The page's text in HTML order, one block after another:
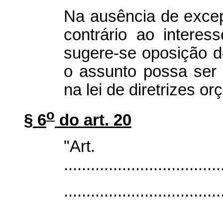
Na ausência de
contrário ao
sugere-se oposição
o assunto possa ser
na lei de diretrizes
§ 6o do art. 20